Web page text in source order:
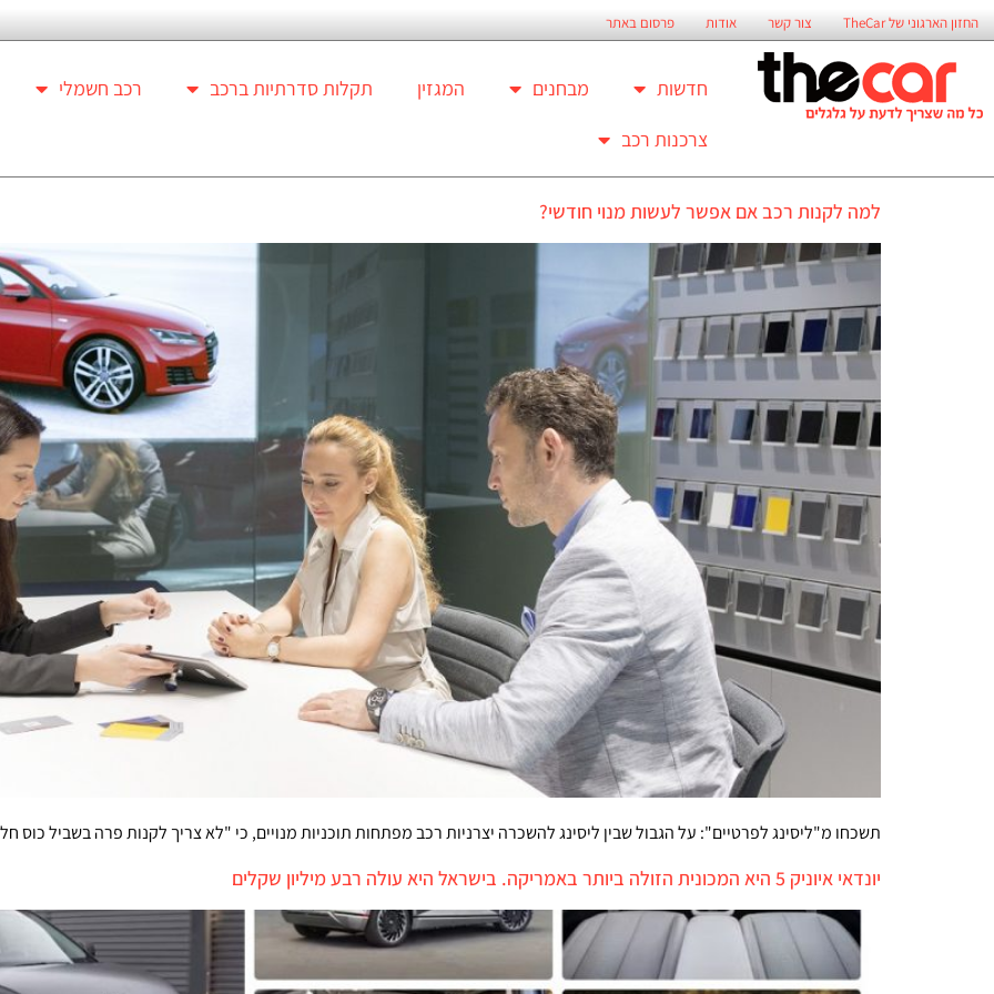
החזון הארגוני של TheCar צור קשר אודות פרסום באתר
חדשות מבחנים המגזין תקלות סדרתיות ברכב
רכב חשמלי
צרכנות רכב
למה לקנות רכב אם אפשר לעשות מנוי חודשי?
תשכחו מ"ליסינג לפרטיים": על הגבול שבין ליסינג להשכרה יצרניות רכב מפתחות תוכניות מנויים, כי "לא צריך לקנות פרה בשביל כוס
יונדאי איוניק 5 היא המכונית הזולה ביותר באמריקה. בישראל היא עולה רבע מיליון שקלים